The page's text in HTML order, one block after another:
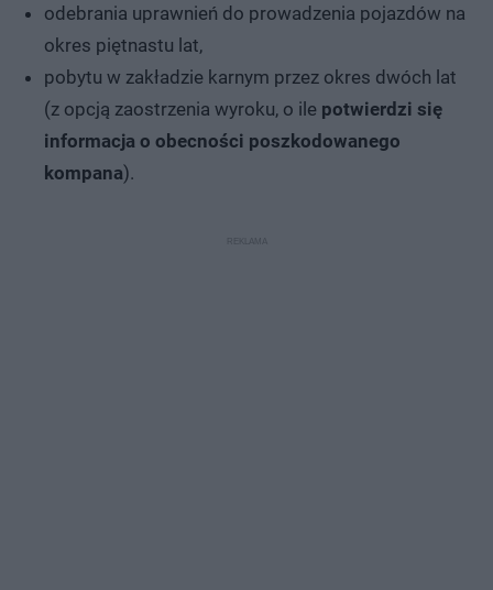
odebrania uprawnień do prowadzenia pojazdów na
okres piętnastu lat,
pobytu w zakładzie karnym przez okres dwóch lat
(z opcją zaostrzenia wyroku, o ile potwierdzi się
informacja o obecności poszkodowanego
kompana).